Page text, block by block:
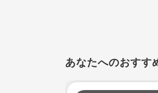
あなたへのおすす